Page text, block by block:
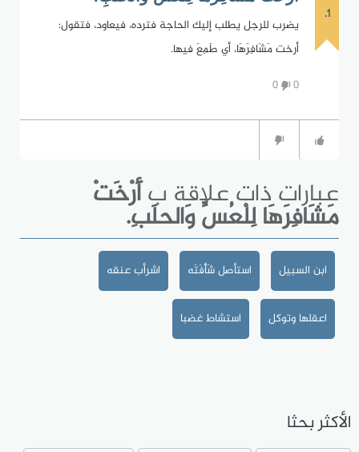
1.
يضرب للرجل يطلب إليك الحاجة فترده، فيعاود، فتقول:
أرخت مَشَافِرَهَا، أي طَمِعَ فيها.
0
0
عبارات ذات علاقة بأَرْخَتْ
مَشَافِرَهَا لِلْعُسِّ وَالحلَبِ.
ابن السبيل استأصل شَأْفَتَه اشرأب عنقه
اعقلها وتوكل استشاط غضبا
الأكثر بحثا